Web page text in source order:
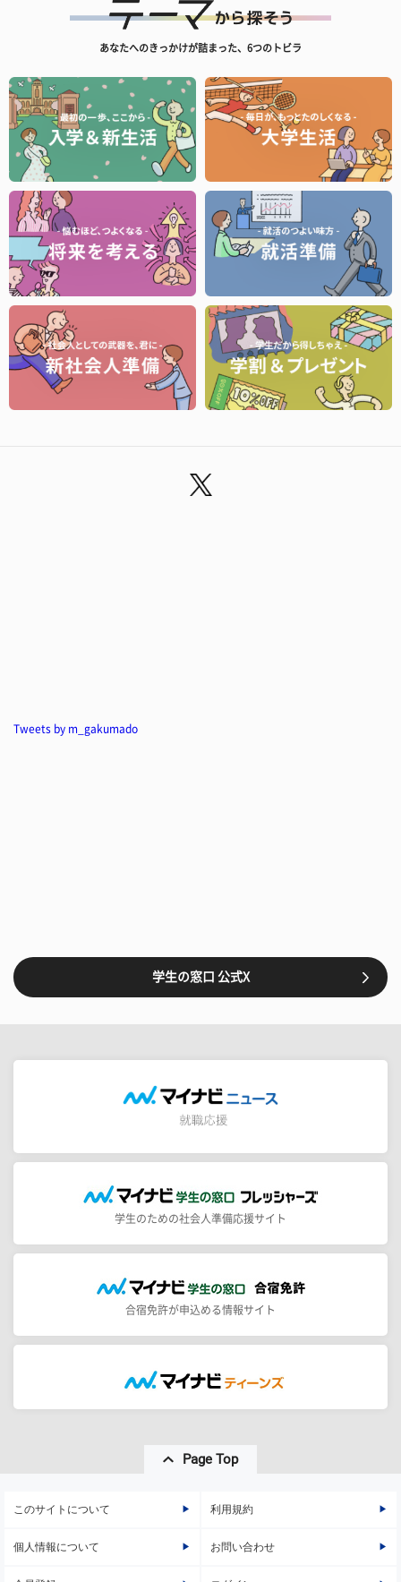
あなたへのきっかけが詰まった、6つのトビラ
Tweets by m_gakumado
学生の窓口 公式X
学生のための社会人準備応援サイト
合宿免許が申込める情報サイト
Page Top
このサイトについて 利用規約
個人情報について お問い合わせ